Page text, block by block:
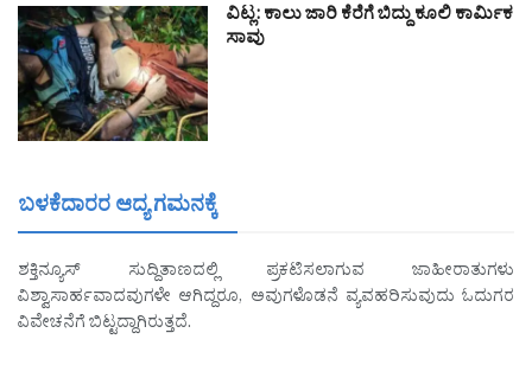
ವಿಟ್ಲ: ಕಾಲು ಜಾರಿ ಕೆರೆಗೆ ಬಿದ್ದು ಕೂಲಿ ಕಾರ್ಮಿಕ
ಸಾವು
ಬಳಕೆದಾರರ ಆದ್ಯ ಗಮನಕ್ಕೆ
ಶಕ್ತಿನ್ಯೂಸ್ ಸುದ್ದಿತಾಣದಲ್ಲಿ ಪ್ರಕಟಿಸಲಾಗುವ ಜಾಹೀರಾತುಗಳು
ವಿಶ್ವಾಸಾರ್ಹವಾದವುಗಳೇ ಆಗಿದ್ದರೂ, ಅವುಗಳೊಡನೆ ವ್ಯವಹರಿಸುವುದು ಓದುಗರ
ವಿವೇಚನೆಗೆ ಬಿಟ್ಟದ್ದಾಗಿರುತ್ತದೆ.